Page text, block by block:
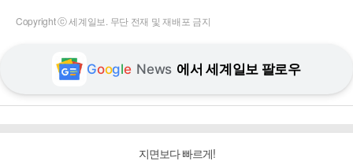
Copyright ⓒ 세계일보. 무단 전재 및 재배포 금지
Google News 에서 세계일보 팔로우
지면보다 빠르게!